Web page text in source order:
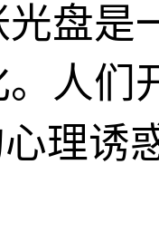
盘是
人们
理诱